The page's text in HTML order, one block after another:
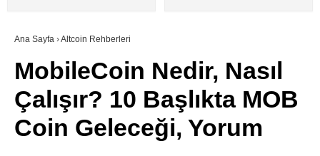
Youtube
TikTok
SÖZLÜK
Ana Sayfa ›Altcoin Rehberleri
MobileCoin Nedir, Nasıl
Çalışır? 10 Başlıkta MOB
Coin Geleceği, Yorum